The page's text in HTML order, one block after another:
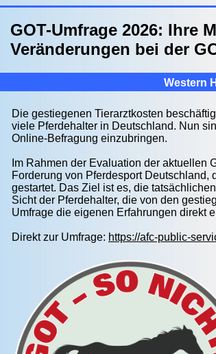
GOT-Umfrage 2026: Ihre
Veränderungen bei der
Western
Die gestiegenen Tierarztkosten
viele Pferdehalter in Deutschland. Nun
Online-Befragung einzubringen.
Im Rahmen der Evaluation der aktuellen
Forderung von Pferdesport
gestartet. Das Ziel ist es, die
Sicht der Pferdehalter, die von den
Umfrage die eigenen Erfahrungen direkt
Direkt zur Umfrage: https://afc-public-